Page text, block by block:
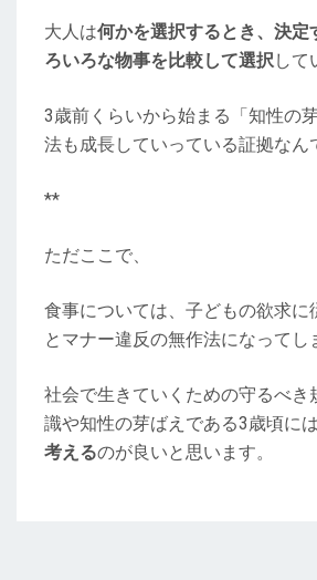
大人は何かを選択するとき、決定
ろいろな物事を比較して選択して
3歳前くらいから始まる「知性の
法も成長していっている証拠なん
**
ただここで、
食事については、子どもの欲求に
とマナー違反の無作法になってし
社会で生きていくための守るべき
識や知性の芽ばえである3歳頃には
考えるのが良いと思います。